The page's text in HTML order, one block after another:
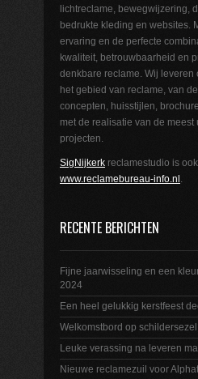
lichtreclame, bewegwijzering,
bedrukte kleding en websites.
ervaring en de perfecte
kwaliteit, betrouwbaarheid en
denkbare reclame. Wij leveren
het gebied van reclame, van
concepten, huisstijlen,
met de realisatie van de meest
projecten.
SigNijkerk reclamestudio is
www.reclamebureau-info.nl .
RECENTE BERICHTEN
Fijne jaarwisseling en een
2024
Een heel gelukkig kerstfeest
Welkomstbord op schildersezel
Leuke verassing na leveren
Nieuwe reclamezuil voor